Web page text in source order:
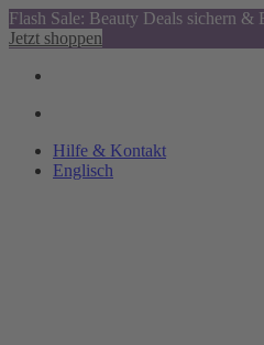
Flash Sale: Beauty Deals sichern &
Jetzt shoppen
Hilfe & Kontakt
Englisch